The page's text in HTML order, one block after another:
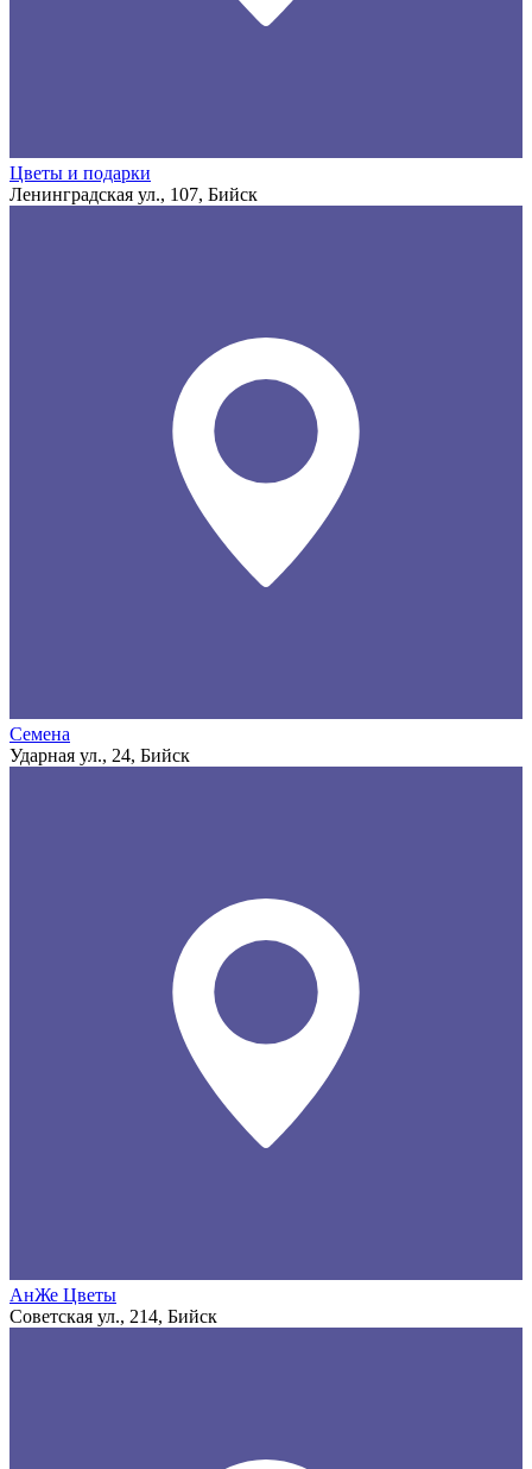
Цветы и подарки
Ленинградская ул., 107, Бийск
Семена
Ударная ул., 24, Бийск
АнЖе Цветы
Советская ул., 214, Бийск